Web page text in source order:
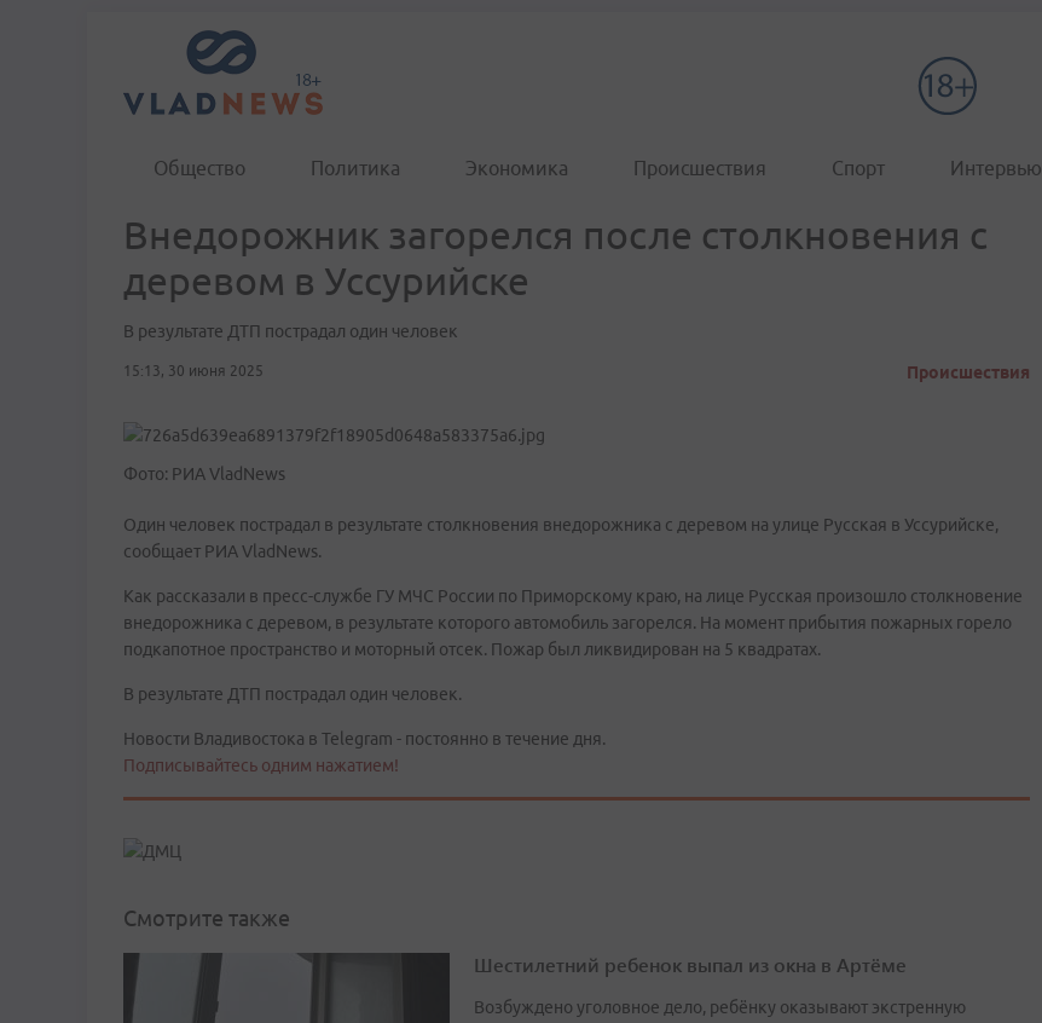
Общество Политика Экономика Происшествия Спорт Интервью
Внедорожник загорелся после столкновения с
деревом в Уссурийске
В результате ДТП пострадал один человек
15:13, 30 июня 2025 Происшествия
Фото: РИА VladNews
Один человек пострадал в результате столкновения внедорожника с деревом на улице Русская в Уссурийске,
сообщает РИА VladNews.
Как рассказали в пресс-службе ГУ МЧС России по Приморскому краю, на лице Русская произошло столкновение
внедорожника с деревом, в результате которого автомобиль загорелся. На момент прибытия пожарных горело
подкапотное пространство и моторный отсек. Пожар был ликвидирован на 5 квадратах.
В результате ДТП пострадал один человек.
Новости Владивостока в Telegram - постоянно в течение дня.
Подписывайтесь одним нажатием!
Смотрите также
Шестилетний ребенок выпал из окна в Артёме
Возбуждено уголовное дело, ребёнку оказывают экстренную